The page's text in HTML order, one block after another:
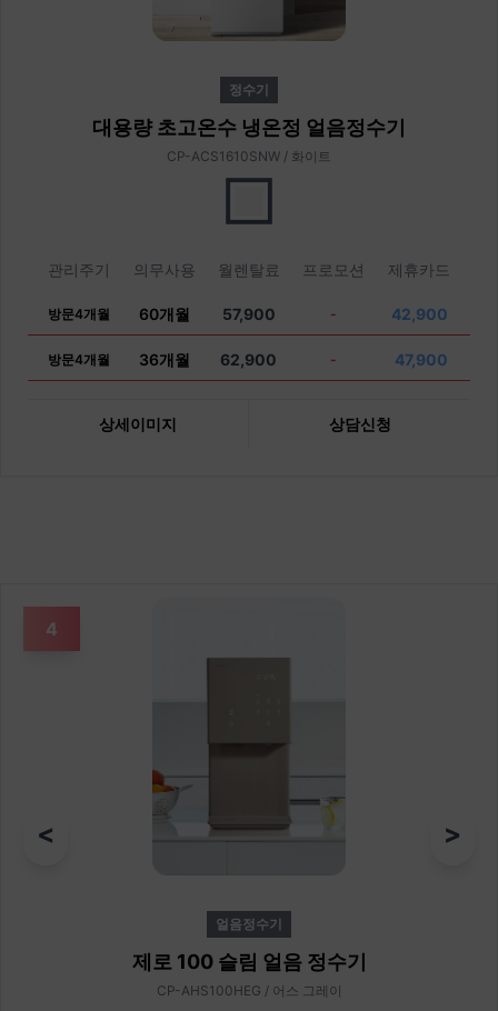
정수기
대용량 초고온수 냉온정 얼음정수기
CP-ACS1610SNW / 화이트
관리주기 의무사용 월렌탈료 프로모션 제휴카드
방문4개월 60개월 57,900 - 42,900
방문4개월 36개월 62,900 - 47,900
상세이미지 상담신청
4
< >
얼음정수기
제로 100 슬림 얼음 정수기
CP-AHS100HEG / 어스 그레이